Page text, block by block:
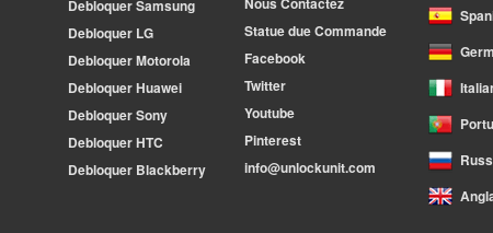
Debloquer Samsung
Debloquer LG
Debloquer Motorola
Debloquer Huawei
Debloquer Sony
Debloquer HTC
Debloquer Blackberry
Statue due Commande
Facebook
Twitter
Youtube
Pinterest
info@unlockunit.com